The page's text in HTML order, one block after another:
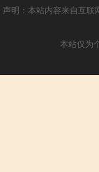
声明：本站内容来自互
本站仅为